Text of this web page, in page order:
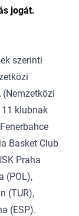
jogát.
szerinti
(Nemzetközi
klubnak
Basket Club
Praha
(POL),
(TUR),
(ESP).